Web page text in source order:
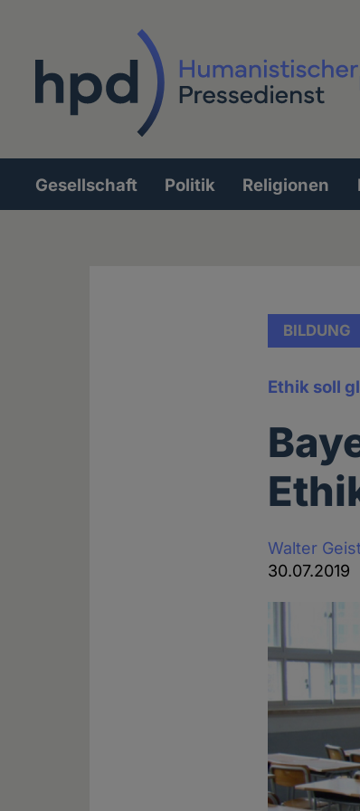
Hauptnavigation
Gesellschaft Politik Religionen
BILDUNG
Ethik soll
Walter Geist
30.07.2019